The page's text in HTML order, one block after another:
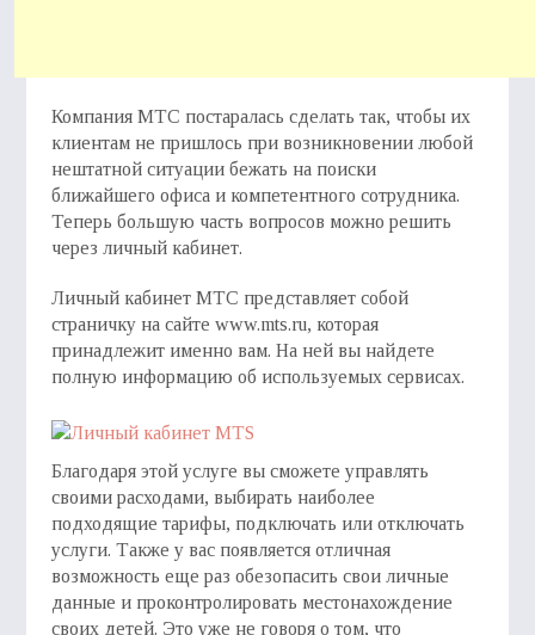
Компания МТС постаралась сделать так, чтобы их
клиентам не пришлось при возникновении любой
нештатной ситуации бежать на поиски
ближайшего офиса и компетентного сотрудника.
Теперь большую часть вопросов можно решить
через личный кабинет.
Личный кабинет МТС представляет собой
страничку на сайте www.mts.ru, которая
принадлежит именно вам. На ней вы найдете
полную информацию об используемых сервисах.
Благодаря этой услуге вы сможете управлять
своими расходами, выбирать наиболее
подходящие тарифы, подключать или отключать
услуги. Также у вас появляется отличная
возможность еще раз обезопасить свои личные
данные и проконтролировать местонахождение
своих детей. Это уже не говоря о том, что